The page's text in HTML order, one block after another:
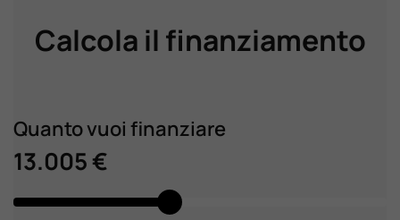
Calcola il finanziamento
Quanto vuoi finanziare
13.005 €